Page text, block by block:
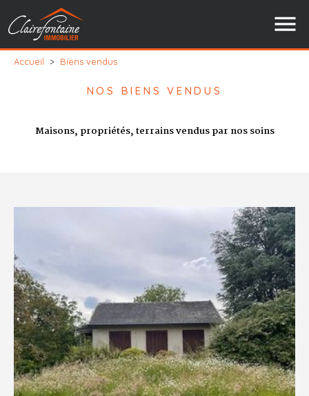
Accueil > Biens vendus
NOS BIENS VENDUS
Maisons, propriétés, terrains vendus par nos soins